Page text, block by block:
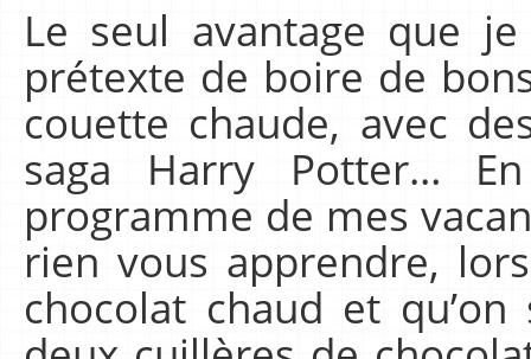
Le seul avantage que
prétexte de boire de
couette chaude, avec
saga Harry Potter…
programme de mes
rien vous apprendre,
chocolat chaud et